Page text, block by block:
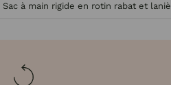
Sac à main rigide en rotin rabat et